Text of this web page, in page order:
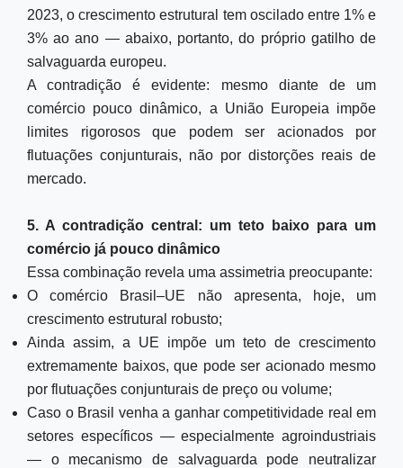
2023, o crescimento estrutural tem oscilado entre 1% e
3% ao ano — abaixo, portanto, do próprio gatilho de
salvaguarda europeu.
A contradição é evidente: mesmo diante de um
comércio pouco dinâmico, a União Europeia impõe
limites rigorosos que podem ser acionados por
flutuações conjunturais, não por distorções reais de
mercado.
5. A contradição central: um teto baixo para um
comércio já pouco dinâmico
Essa combinação revela uma assimetria preocupante:
O comércio Brasil–UE não apresenta, hoje, um
crescimento estrutural robusto;
Ainda assim, a UE impõe um teto de crescimento
extremamente baixos, que pode ser acionado mesmo
por flutuações conjunturais de preço ou volume;
Caso o Brasil venha a ganhar competitividade real em
setores específicos — especialmente agroindustriais
— o mecanismo de salvaguarda pode neutralizar